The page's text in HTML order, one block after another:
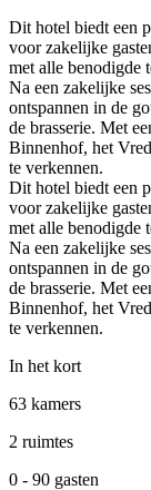
Dit hotel biedt een
voor zakelijke
met alle benodigde
Na een zakelijke
ontspannen in de
de brasserie. Met
Binnenhof, het
te verkennen.
Dit hotel biedt een
voor zakelijke
met alle benodigde
Na een zakelijke
ontspannen in de
de brasserie. Met
Binnenhof, het
te verkennen.
In het kort
63 kamers
2 ruimtes
0 - 90 gasten